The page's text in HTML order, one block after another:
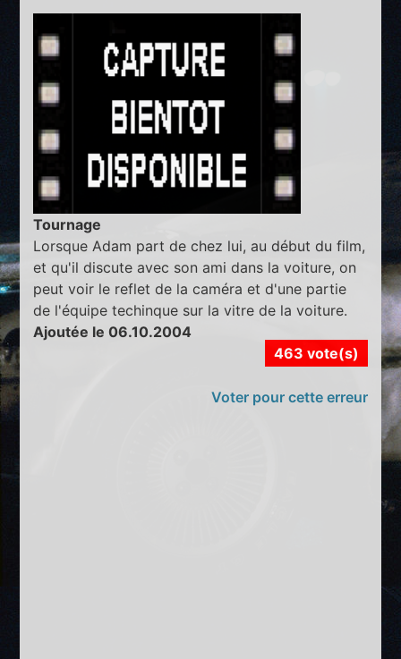
Tournage
Lorsque Adam part de chez lui, au début du film,
et qu'il discute avec son ami dans la voiture, on
peut voir le reflet de la caméra et d'une partie
de l'équipe techinque sur la vitre de la voiture.
Ajoutée le 06.10.2004
463 vote(s)
Voter pour cette erreur